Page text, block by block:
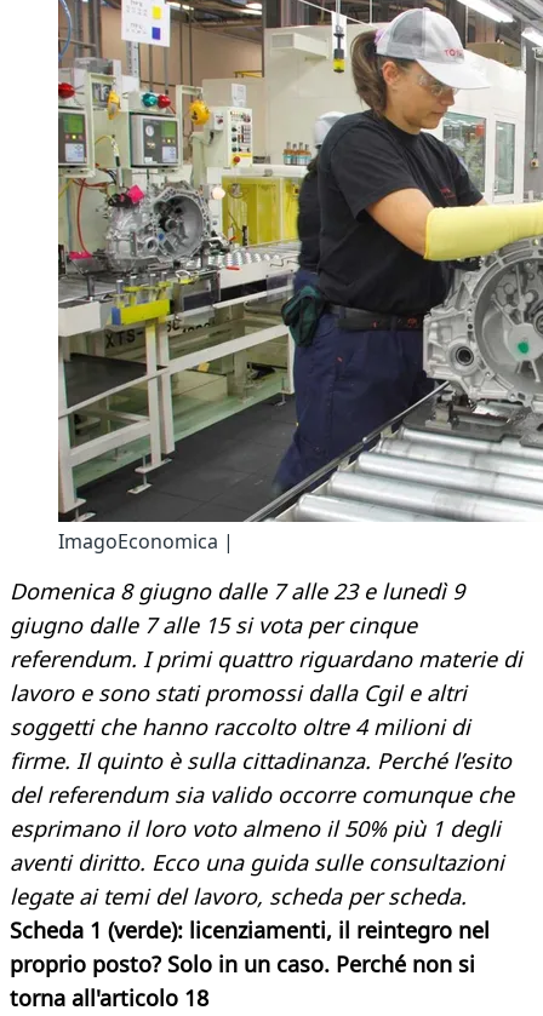
ImagoEconomica |
Domenica 8 giugno dalle 7 alle 23 e lunedì 9
giugno dalle 7 alle 15 si vota per cinque
referendum. I primi quattro riguardano materie di
lavoro e sono stati promossi dalla Cgil e altri
soggetti che hanno raccolto oltre 4 milioni di
firme. Il quinto è sulla cittadinanza. Perché l’esito
del referendum sia valido occorre comunque che
esprimano il loro voto almeno il 50% più 1 degli
aventi diritto. Ecco una guida sulle consultazioni
legate ai temi del lavoro, scheda per scheda.
Scheda 1 (verde): licenziamenti, il reintegro nel
proprio posto? Solo in un caso. Perché non si
torna all'articolo 18